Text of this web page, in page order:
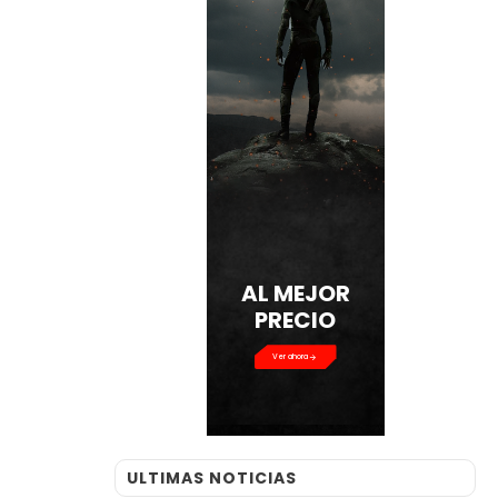
AL MEJOR
PRECIO
ULTIMAS NOTICIAS